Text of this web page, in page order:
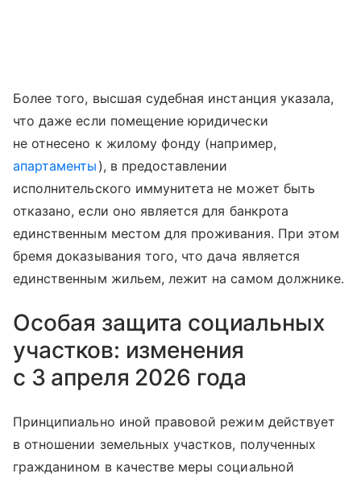
Более того, высшая судебная инстанция указала,
что даже если помещение юридически
не отнесено к жилому фонду (например,
апартаменты ), в предоставлении
исполнительского иммунитета не может быть
отказано, если оно является для банкрота
единственным местом для проживания. При этом
бремя доказывания того, что дача является
единственным жильем, лежит на самом должнике.
Особая защита социальных
участков: изменения
с 3 апреля 2026 года
Принципиально иной правовой режим действует
в отношении земельных участков, полученных
гражданином в качестве меры социальной